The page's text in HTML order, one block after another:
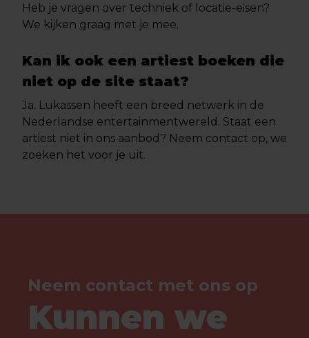
Heb je vragen over techniek of locatie-eisen?
We kijken graag met je mee.
Kan ik ook een artiest boeken die
niet op de site staat?
Ja. Lukassen heeft een breed netwerk in de
Nederlandse entertainmentwereld. Staat een
artiest niet in ons aanbod? Neem contact op, we
zoeken het voor je uit.
Neem contact met ons op
Kunnen we